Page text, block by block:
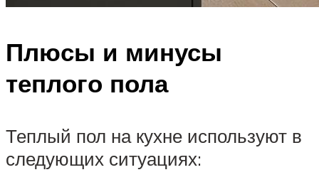
Плюсы и минусы
теплого пола
Теплый пол на кухне используют в
следующих ситуациях: